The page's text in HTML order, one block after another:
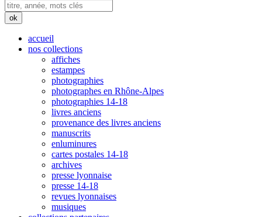
accueil
nos collections
affiches
estampes
photographies
photographes en Rhône-Alpes
photographies 14-18
livres anciens
provenance des livres anciens
manuscrits
enluminures
cartes postales 14-18
archives
presse lyonnaise
presse 14-18
revues lyonnaises
musiques